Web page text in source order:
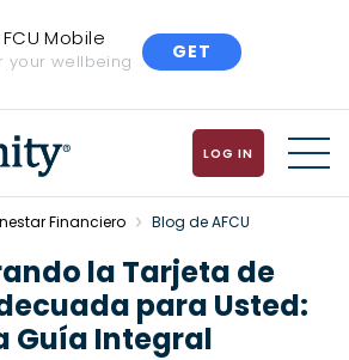
Mobile
your wellbeing GET
MENU
LOG IN
Financiero Blog de AFCU
la Tarjeta de
para Usted:
Guía Integral